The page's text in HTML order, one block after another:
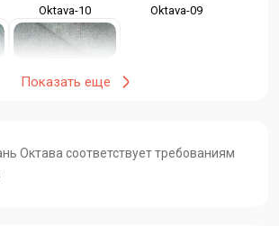
Oktava-10 Oktava-09
Oktava-03
Показать еще
Октава соответствует требованиям